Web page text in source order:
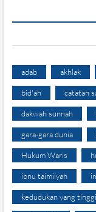
adab akhlak
bid'ah catatan
dakwah sunnah
gara-gara dunia
Hukum Waris
ibnu taimiiyah
kedudukan yang tinggi